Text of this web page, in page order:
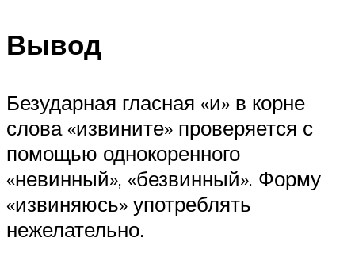
Вывод
Безударная гласная «и» в корне
слова «извините» проверяется с
помощью однокоренного
«невинный», «безвинный». Форму
«извиняюсь» употреблять
нежелательно.